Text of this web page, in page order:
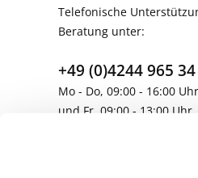
Telefonische
Beratung unter:
+49 (0)4244 965
Mo - Do, 09:00 - 16:00 Uhr
und Fr, 09:00 - 13:00 Uhr